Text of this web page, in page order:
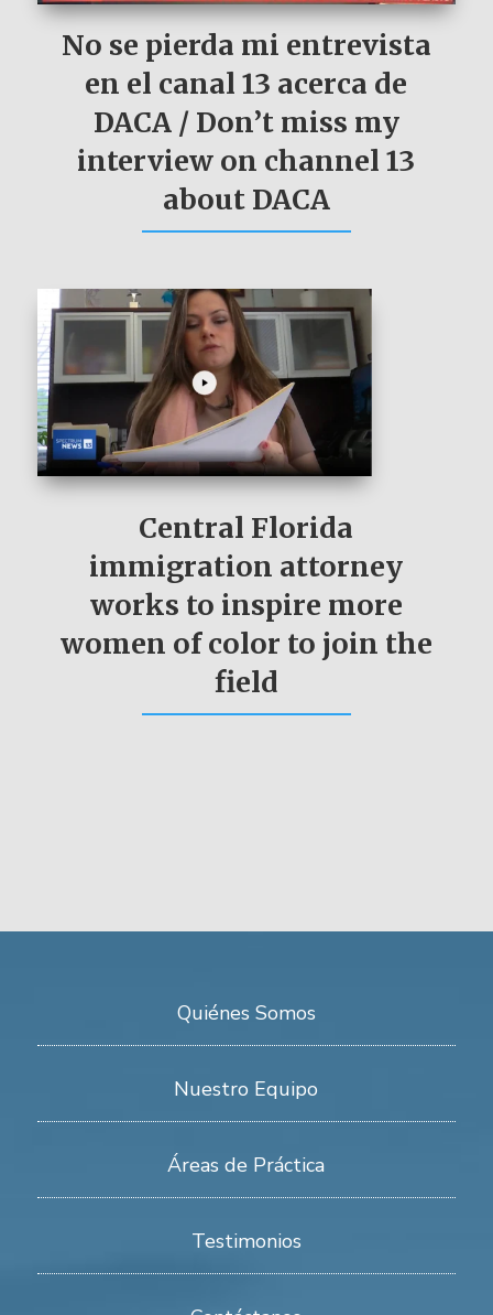
No se pierda mi entrevista
en el canal 13 acerca de
DACA / Don’t miss my
interview on channel 13
about DACA
Central Florida
immigration attorney
works to inspire more
women of color to join the
field
Quiénes Somos
Nuestro Equipo
Áreas de Práctica
Testimonios